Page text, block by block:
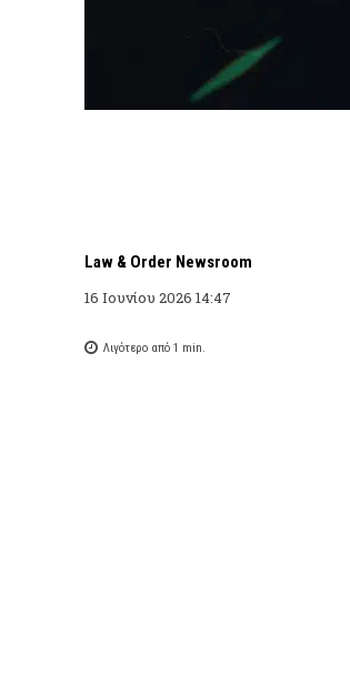
Law & Order Newsroom
16 Ιουνίου 2026 14:47
Λιγότερο από 1 min.